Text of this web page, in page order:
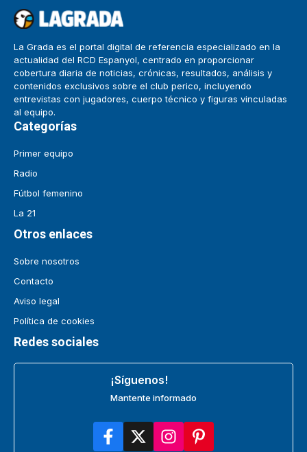
La Grada es el portal digital de referencia especializado en la
actualidad del RCD Espanyol, centrado en proporcionar
cobertura diaria de noticias, crónicas, resultados, análisis y
contenidos exclusivos sobre el club perico, incluyendo
entrevistas con jugadores, cuerpo técnico y figuras vinculadas
al equipo.
Categorías
Primer equipo
Radio
Fútbol femenino
La 21
Otros enlaces
Sobre nosotros
Contacto
Aviso legal
Política de cookies
Redes sociales
¡Síguenos!
Mantente informado